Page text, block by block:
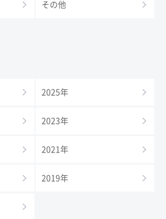
その他
2025年
2023年
2021年
2019年